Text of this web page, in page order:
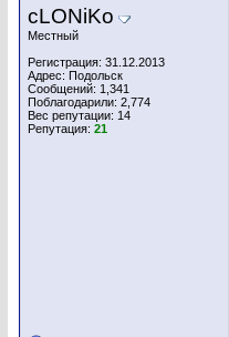
cLONiKo
Местный
Регистрация: 31.12.2013
Адрес: Подольск
Сообщений: 1,341
Поблагодарили: 2,774
Вес репутации: 14
Репутация: 21